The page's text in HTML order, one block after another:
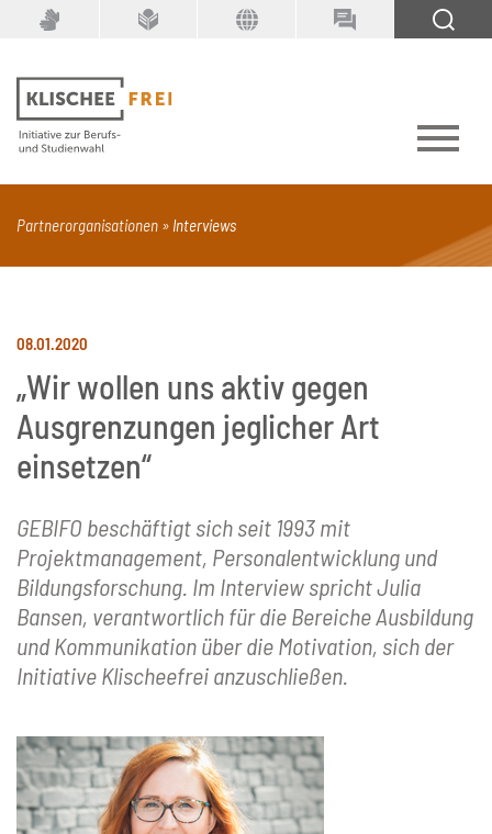
Suchbegriff
PDF Seite mit Video Alle Dokumenttypen
Partnerorganisationen Interviews
08.01.2020
„Wir wollen uns aktiv gegen
Ausgrenzungen jeglicher Art
einsetzen“
GEBIFO beschäftigt sich seit 1993 mit
Projektmanagement, Personalentwicklung und
Bildungsforschung. Im Interview spricht Julia
Bansen, verantwortlich für die Bereiche Ausbildung
und Kommunikation über die Motivation, sich der
Initiative Klischeefrei anzuschließen.